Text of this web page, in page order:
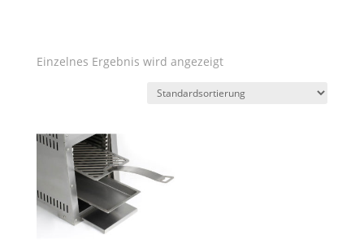
Einzelnes Ergebnis wird angezeigt